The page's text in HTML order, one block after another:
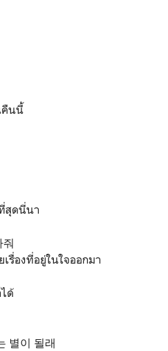
คืนนี้
สุดนี่นา
줘
รื่องที่อยู่ในใจออกมา
ด้
별이 될래